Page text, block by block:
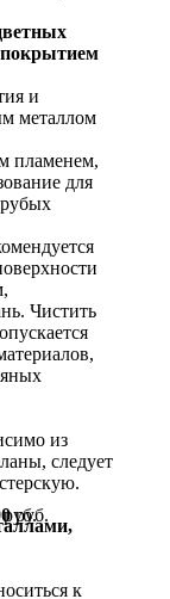
руб.
руб.
и
металлом
пламенем,
для
Чистить
из
следует
к